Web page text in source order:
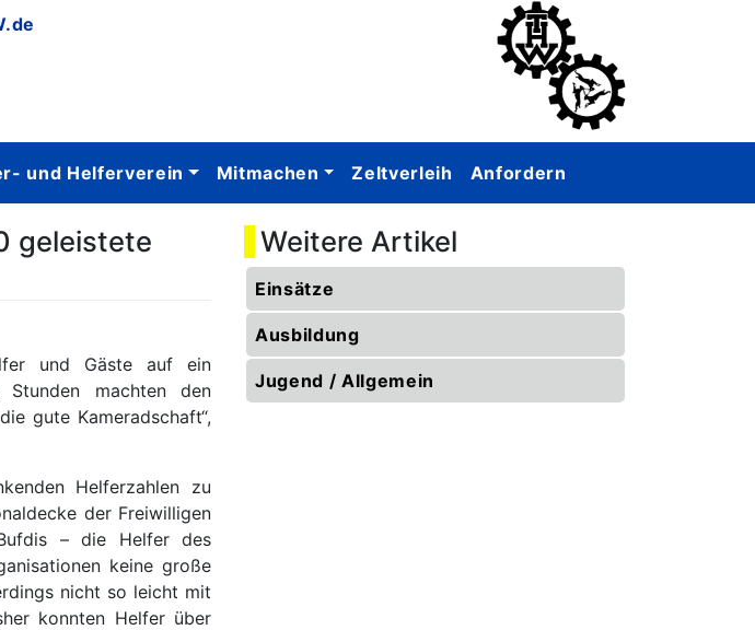
und Helferverein Mitmachen Zeltverleih Anfordern
geleistete
und Gäste auf ein
Stunden machten den
gute Kameradschaft“,
Helferzahlen zu
der Freiwilligen
– die Helfer des
keine große
nicht so leicht mit
konnten Helfer über
Weitere Artikel
Einsätze
Ausbildung
Jugend / Allgemein